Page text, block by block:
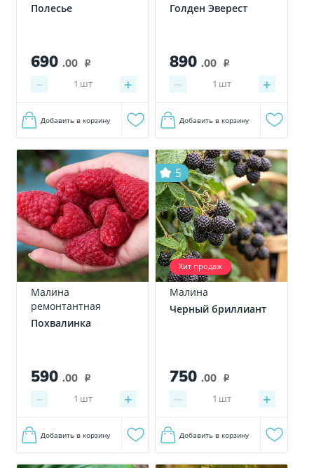
Полесье
690 .00 i
− +
1 шт
Добавить в корзину
Голден Эверест
890 .00 i
− +
1 шт
Добавить в корзину
Малина
ремонтантная
Похвалинка
590 .00 i
− +
1 шт
Добавить в корзину
Хит продаж
5
Малина
Черный бриллиант
750 .00 i
− +
1 шт
Добавить в корзину